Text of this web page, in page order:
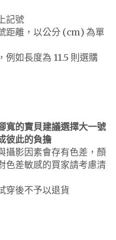
記號
距離，以公分 (cm) 為單
例如長度為 11.5 則選購
寬的寶貝建議選擇大一號
彼此的負擔
攝影因素會存有色差，顏
色差敏感的買家請考慮清
穿後不予以退貨